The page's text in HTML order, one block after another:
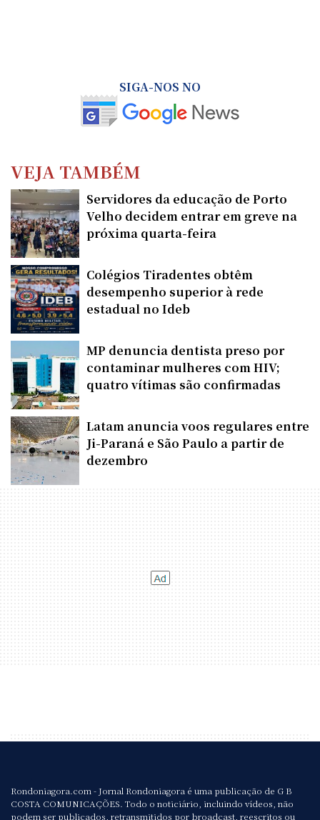
SIGA-NOS NO
VEJA TAMBÉM
Servidores da educação de Porto
Velho decidem entrar em greve na
próxima quarta-feira
Colégios Tiradentes obtêm
desempenho superior à rede
estadual no Ideb
MP denuncia dentista preso por
contaminar mulheres com HIV;
quatro vítimas são confirmadas
Latam anuncia voos regulares entre
Ji-Paraná e São Paulo a partir de
dezembro
Rondoniagora.com - Jornal Rondoniagora é uma publicação de G B
COSTA COMUNICAÇÕES. Todo o noticiário, incluindo vídeos, não
podem ser publicados, retransmitidos por broadcast, reescritos ou